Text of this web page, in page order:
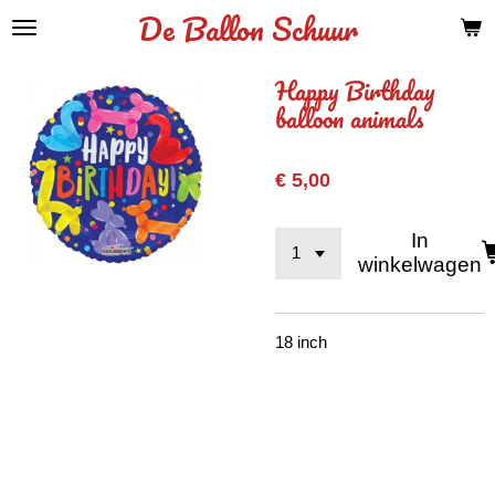
Ga
hoofdinhoud
De Ballon Schuur
Happy Birthday
balloon animals
€ 5,00
In
winkelwagen
18 inch